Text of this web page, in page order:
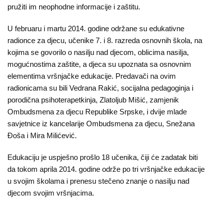
Kontakt
pružiti im neophodne informacije i zaštitu.
U februaru i martu 2014. godine održane su edukativne
radionce za djecu, učenike 7. i 8. razreda osnovnih škola, na
kojima se govorilo o nasilju nad djecom, oblicima nasilja,
mogućnostima zaštite, a djeca su upoznata sa osnovnim
elementima vršnjačke edukacije. Predavači na ovim
radionicama su bili Vedrana Rakić, socijalna pedagoginja i
porodična psihoterapetkinja, Zlatoljub Mišić, zamjenik
Ombudsmena za djecu Republike Srpske, i dvije mlade
savjetnice iz kancelarije Ombudsmena za djecu, Snežana
Đoša i Mira Milićević.
Edukaciju je uspješno prošlo 18 učenika, čiji će zadatak biti
da tokom aprila 2014. godine održe po tri vršnjačke edukacije
u svojim školama i prenesu stečeno znanje o nasilju nad
djecom svojim vršnjacima.